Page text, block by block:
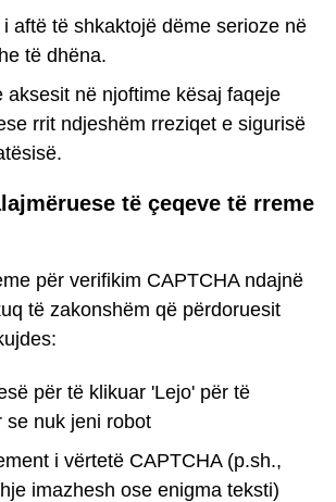
aftë të shkaktojë dëme serioze në
të dhëna.
aksesit në njoftime kësaj faqeje
rrit ndjeshëm rreziqet e sigurisë
të çeqeve të rreme
për verifikim CAPTCHA ndajnë
të zakonshëm që përdoruesit
për të klikuar 'Lejo' për të
se nuk jeni robot
i vërtetë CAPTCHA (p.sh.,
imazhesh ose enigma teksti)